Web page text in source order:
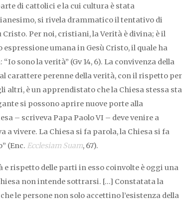
di cattolici e la cui cultura è stata
si rivela drammatico il tentativo di
Per noi, cristiani, la Verità è divina; è il
espressione umana in Gesù Cristo, il quale ha
sono la verità” (Gv 14, 6). La convivenza della
carattere perenne della verità, con il rispetto per
altri, è un apprendistato che la Chiesa stessa sta
si possono aprire nuove porte alla
– scriveva Papa Paolo VI – deve venire a
a vivere. La Chiesa si fa parola, la Chiesa si fa
(Enc. Ecclesiam Suam, 67).
rispetto delle parti in esso coinvolte è oggi una
non intende sottrarsi. […] Constatata la
le persone non solo accettino l’esistenza della